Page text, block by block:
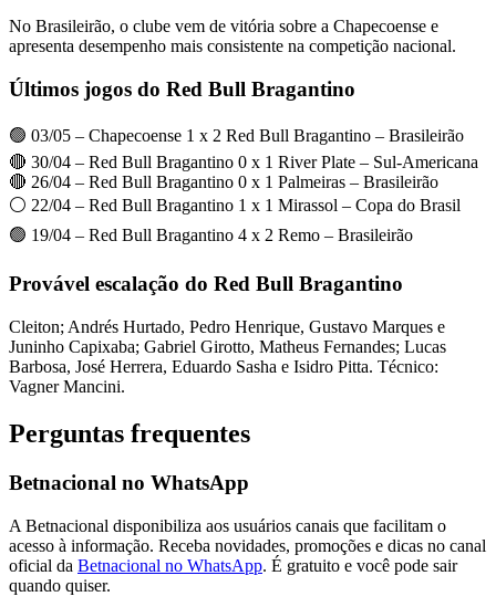
No Brasileirão, o clube vem de vitória sobre a Chapecoense e
apresenta desempenho mais consistente na competição nacional.
Últimos jogos do Red Bull Bragantino
🟢 03/05 – Chapecoense 1 x 2 Red Bull Bragantino – Brasileirão
🔴 30/04 – Red Bull Bragantino 0 x 1 River Plate – Sul-Americana
🔴 26/04 – Red Bull Bragantino 0 x 1 Palmeiras – Brasileirão
⚪ 22/04 – Red Bull Bragantino 1 x 1 Mirassol – Copa do Brasil
🟢 19/04 – Red Bull Bragantino 4 x 2 Remo – Brasileirão
Provável escalação do Red Bull Bragantino
Cleiton; Andrés Hurtado, Pedro Henrique, Gustavo Marques e
Juninho Capixaba; Gabriel Girotto, Matheus Fernandes; Lucas
Barbosa, José Herrera, Eduardo Sasha e Isidro Pitta. Técnico:
Vagner Mancini.
Perguntas frequentes
Betnacional no WhatsApp
A Betnacional disponibiliza aos usuários canais que facilitam o
acesso à informação. Receba novidades, promoções e dicas no canal
oficial da Betnacional no WhatsApp. É gratuito e você pode sair
quando quiser.